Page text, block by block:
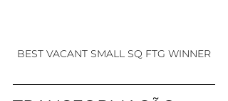
BEST VACANT SMALL SQ FTG WINNER